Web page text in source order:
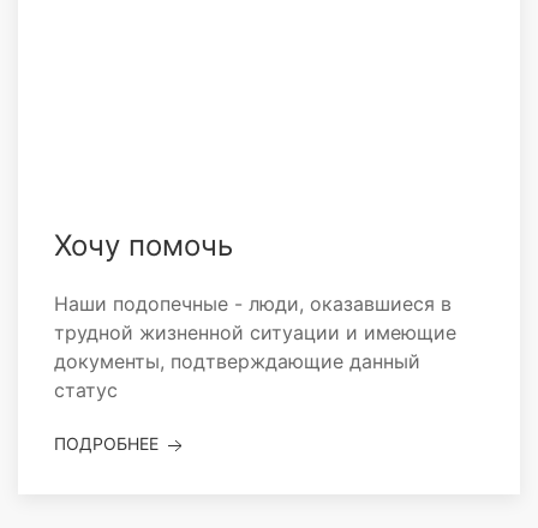
Хочу помочь
Наши подопечные - люди, оказавшиеся в
трудной жизненной ситуации и имеющие
документы, подтверждающие данный
статус
ПОДРОБНЕЕ